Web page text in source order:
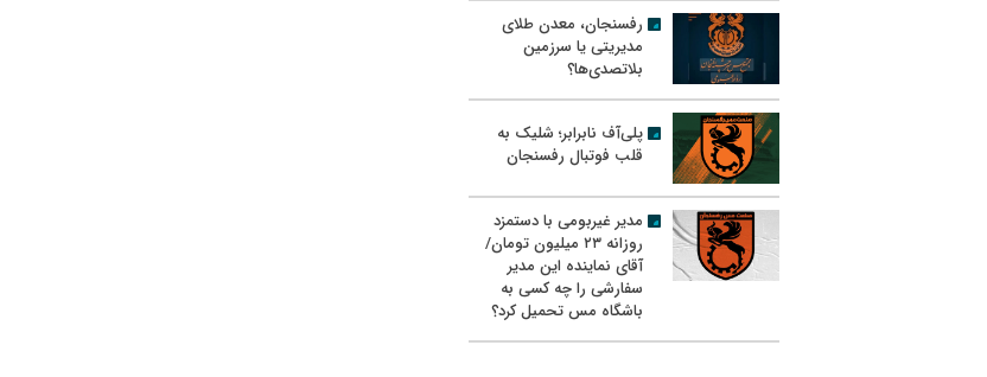
رفسنجان، معدن طلای
مدیریتی یا سرزمین
بلاتصدی‌ها؟
پلی‌آف نابرابر؛ شلیک به
قلب فوتبال رفسنجان
مدیر غیربومی با دستمزد
روزانه ۲۳ میلیون تومان/
آقای نماینده این مدیر
سفارشی را چه کسی به
باشگاه مس تحمیل کرد؟